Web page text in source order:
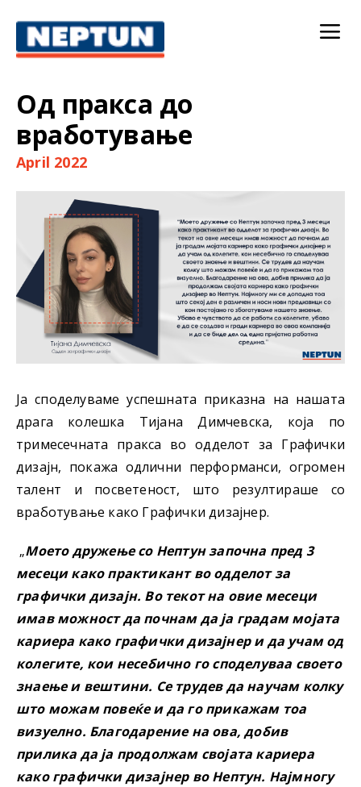
Од пракса до
вработување
April 2022
Ја споделуваме успешната приказна на нашата
драга колешка Тијана Димчевска, која по
тримесечната пракса во одделот за Графички
дизајн, покажа одлични перформанси, огромен
талент и посветеност, што резултираше со
вработување како Графички дизајнер.
„Моето дружење со Нептун започна пред 3
месеци како практикант во одделот за
графички дизајн. Во текот на овие месеци
имав можност да почнам да ја градам мојата
кариера како графички дизајнер и да учам од
колегите, кои несебично го споделуваа своето
знаење и вештини. Се трудев да научам колку
што можам повеќе и да го прикажам тоа
визуелно. Благодарение на ова, добив
прилика да ја продолжам својата кариера
како графички дизајнер во Нептун. Најмногу